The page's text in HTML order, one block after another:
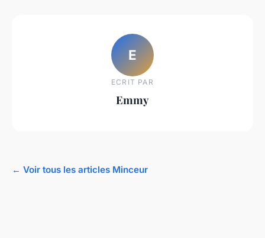
E
ECRIT PAR
Emmy
← Voir tous les articles Minceur